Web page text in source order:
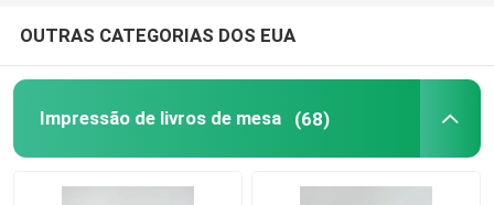
Impressão de Bíblias personalizadas
Caixas de embalagem de presentes
OUTRAS CATEGORIAS DOS EUA
Impressão de livros de mesa (68)